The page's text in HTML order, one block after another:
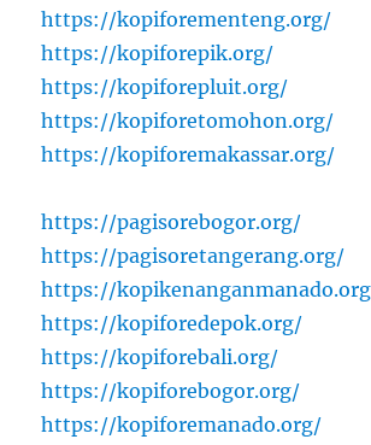
https://kopiforementeng.org/
https://kopiforepik.org/
https://kopiforepluit.org/
https://kopiforetomohon.org/
https://kopiforemakassar.org/
https://pagisorebogor.org/
https://pagisoretangerang.org/
https://
https://kopiforedepok.org/
https://kopiforebali.org/
https://kopiforebogor.org/
https://kopiforemanado.org/